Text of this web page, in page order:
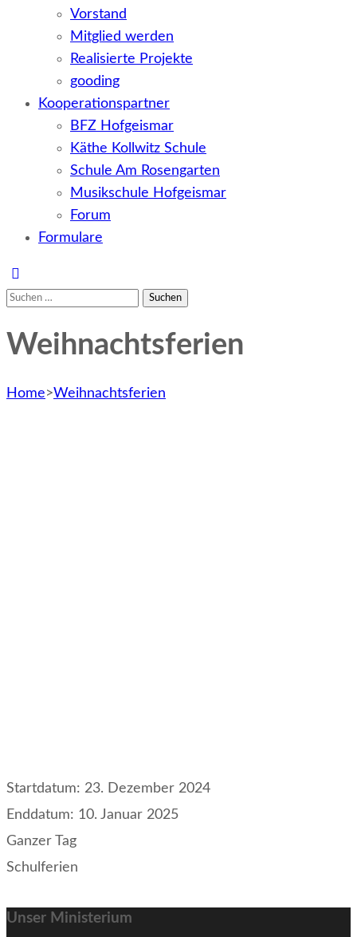
Vorstand
Mitglied werden
Realisierte Projekte
gooding
Kooperationspartner
BFZ Hofgeismar
Käthe Kollwitz Schule
Schule Am Rosengarten
Musikschule Hofgeismar
Forum
Formulare
Suchen
Weihnachtsferien
Home>Weihnachtsferien
Startdatum: 23. Dezember 2024
Enddatum: 10. Januar 2025
Ganzer Tag
Schulferien
Unser Ministerium